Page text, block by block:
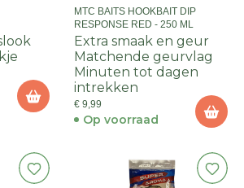
MTC BAITS HOOKBAIT DIP
RESPONSE RED - 250 ML
Extra smaak en geur
Matchende geurvlag
Minuten tot dagen
intrekken
€ 9,99
Op voorraad